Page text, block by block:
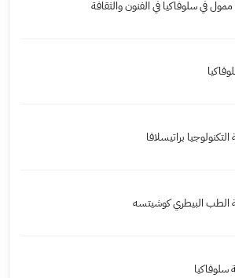
في سلوفاكيا في الفنون والثقافة
براتيسلافا
الطب البيطري كوشيتسه